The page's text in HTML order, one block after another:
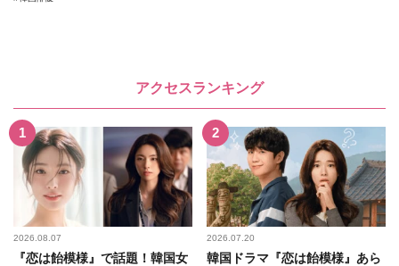
アクセスランキング
2026.08.07
『恋は飴模様』で話題！韓国女
2026.07.20
韓国ドラマ『恋は飴模様』あら